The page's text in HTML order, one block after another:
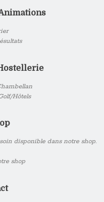
Hôtels
disponible dans notre shop.
shop